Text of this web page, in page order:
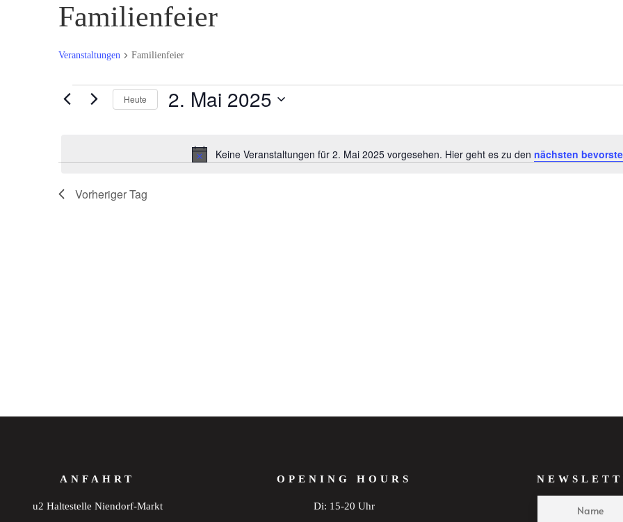
Familienfeier
Veranstaltungen Familienfeier
Veranstaltungen
für
2025
Hinweis
Keine Veranstaltungen für 2. Mai 2025 vorgesehen. Hier geht es zu den nächsten
Heute 2. Mai 2025
Vorheriger Tag
ANFAHRT
u2 Haltestelle Niendorf-Markt
OPENING HOURS
Di: 15-20 Uhr